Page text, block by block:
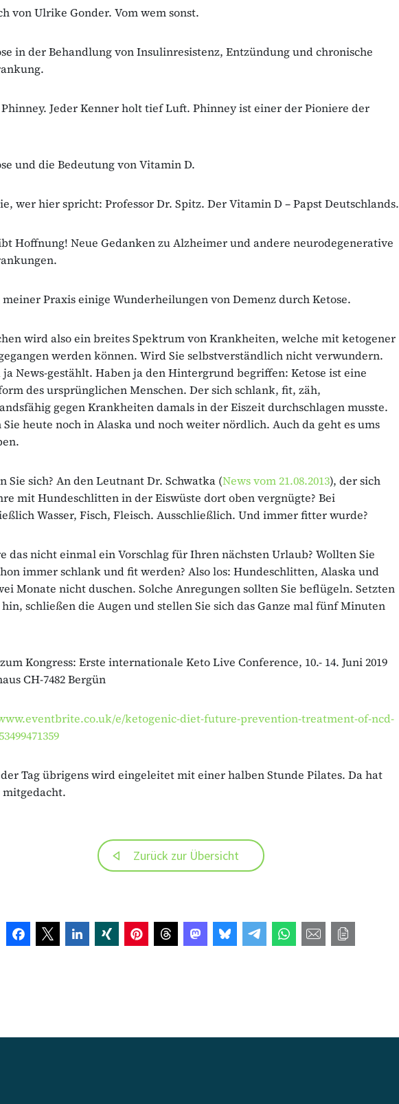
von Ulrike Gonder. Vom wem sonst.
in der Behandlung von Insulinresistenz, Entzündung und chronische
Phinney. Jeder Kenner holt tief Luft. Phinney ist einer der Pioniere der
und die Bedeutung von Vitamin D.
wer hier spricht: Professor Dr. Spitz. Der Vitamin D – Papst Deutschlands.
Hoffnung! Neue Gedanken zu Alzheimer und andere neurodegenerative
Praxis einige Wunderheilungen von Demenz durch Ketose.
wird also ein breites Spektrum von Krankheiten, welche mit ketogener
werden können. Wird Sie selbstverständlich nicht verwundern.
ja News-gestählt. Haben ja den Hintergrund begriffen: Ketose ist eine
des ursprünglichen Menschen. Der sich schlank, fit, zäh,
gegen Krankheiten damals in der Eiszeit durchschlagen musste.
Sie heute noch in Alaska und noch weiter nördlich. Auch da geht es ums
Sie sich? An den Leutnant Dr. Schwatka (News vom 21.08.2013), der sich
mit Hundeschlitten in der Eiswüste dort oben vergnügte? Bei
Wasser, Fisch, Fleisch. Ausschließlich. Und immer fitter wurde?
das nicht einmal ein Vorschlag für Ihren nächsten Urlaub? Wollten Sie
immer schlank und fit werden? Also los: Hundeschlitten, Alaska und
Monate nicht duschen. Solche Anregungen sollten Sie beflügeln. Setzten
hin, schließen die Augen und stellen Sie sich das Ganze mal fünf Minuten
Kongress: Erste internationale Keto Live Conference, 10.- 14. Juni 2019
CH-7482 Bergün
e/ketogenic-diet-future-prevention-treatment-of-ncd-
Tag übrigens wird eingeleitet mit einer halben Stunde Pilates. Da hat
Zurück zur Übersicht